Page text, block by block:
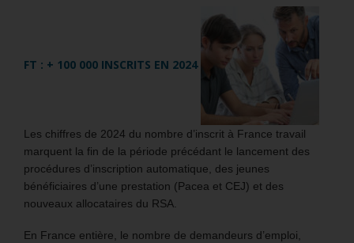
FT : + 100 000 INSCRITS EN 2024
Les chiffres de 2024 du nombre d’inscrit à France travail
marquent la fin de la période précédant le lancement des
procédures d’inscription automatique, des jeunes
bénéficiaires d’une prestation (Pacea et CEJ) et des
nouveaux allocataires du RSA.
En France entière, le nombre de demandeurs d’emploi,